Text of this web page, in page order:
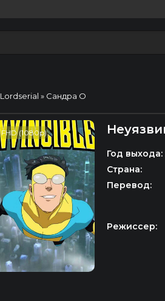
Lordserial » Сандра О
FHD (1080p)
Год выхода:
Страна:
Перевод:
Режиссер: